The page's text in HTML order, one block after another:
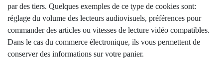
par des tiers. Quelques exemples de ce type de cookies sont:
réglage du volume des lecteurs audiovisuels, préférences pour
commander des articles ou vitesses de lecture vidéo compatibles.
Dans le cas du commerce électronique, ils vous permettent de
conserver des informations sur votre panier.